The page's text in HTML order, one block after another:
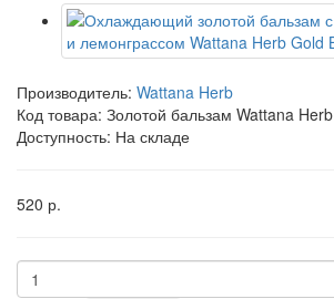
Производитель: Wattana Herb
Код товара: Золотой бальзам Wattana Herb
Доступность: На складе
520 р.